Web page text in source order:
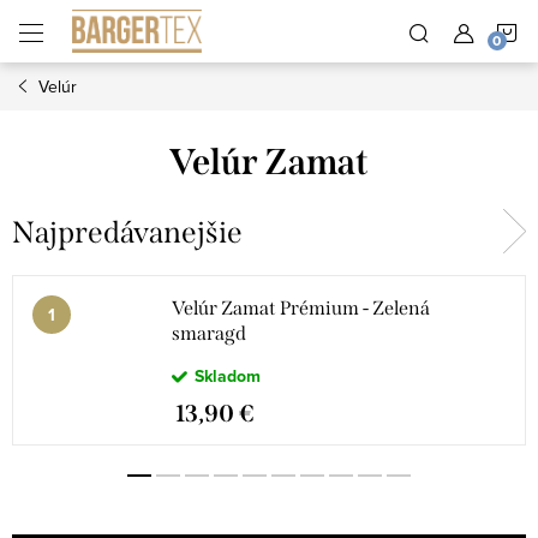
obsah
Velúr
Velúr Zamat
Najpredávanejšie
Velúr Zamat Prémium - Zelená
smaragd
Skladom
13,90 €